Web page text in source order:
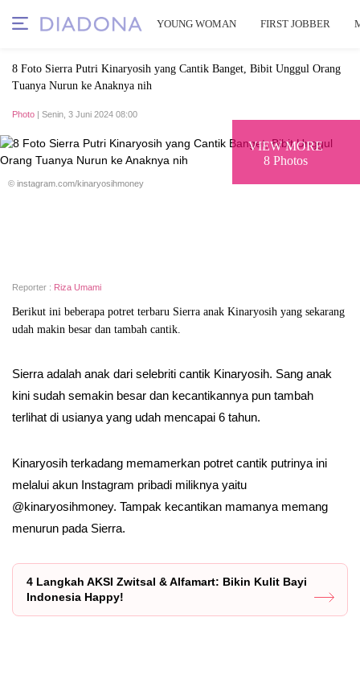
YOUNG WOMAN FIRST JOBBER
8 Foto Sierra Putri Kinaryosih yang Cantik Banget, Bibit Unggul Orang
Tuanya Nurun ke Anaknya nih
Photo | Senin, 3 Juni 2024 08:00
VIEW MORE
8 Photos
© instagram.com/kinaryosihmoney
Reporter : Riza Umami
Berikut ini beberapa potret terbaru Sierra anak Kinaryosih yang sekarang
udah makin besar dan tambah cantik.
Sierra adalah anak dari selebriti cantik Kinaryosih. Sang anak
kini sudah semakin besar dan kecantikannya pun tambah
terlihat di usianya yang udah mencapai 6 tahun.
Kinaryosih terkadang memamerkan potret cantik putrinya ini
melalui akun Instagram pribadi miliknya yaitu
@kinaryosihmoney. Tampak kecantikan mamanya memang
menurun pada Sierra.
4 Langkah AKSI Zwitsal & Alfamart: Bikin Kulit Bayi
Indonesia Happy!